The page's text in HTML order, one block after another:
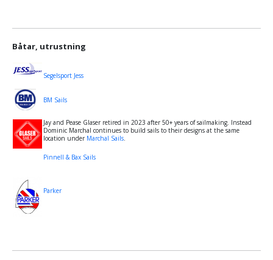
Båtar, utrustning
Segelsport Jess
BM Sails
Jay and Pease Glaser retired in 2023 after 50+ years of sailmaking. Instead
Dominic Marchal continues to build sails to their designs at the same
location under Marchal Sails.
Pinnell & Bax Sails
Parker